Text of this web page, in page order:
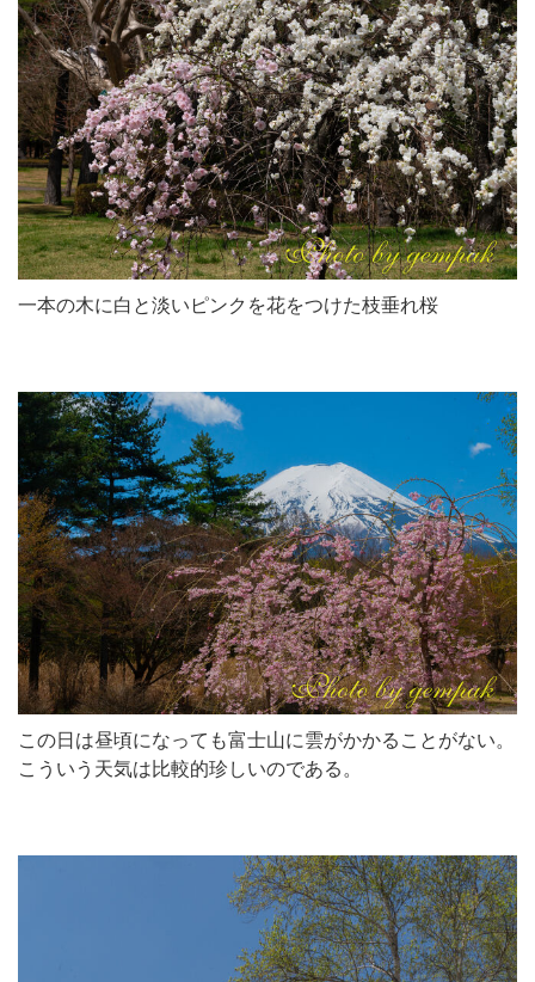
一本の木に白と淡いピンクを花をつけた枝垂れ桜
この日は昼頃になっても富士山に雲がかかることがない。
こういう天気は比較的珍しいのである。